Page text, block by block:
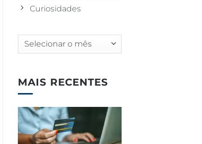
Curiosidades
Arquivos
MAIS RECENTES